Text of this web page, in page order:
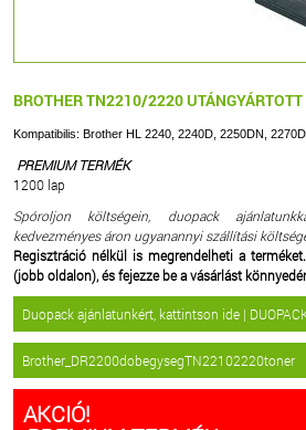
BROTHER TN2210/2220 UTÁNGYÁRTOTT
Kompatibilis: Brother HL 2240, 2240D, 2250DN,
PREMIUM TERMÉK
1200 lap
Spóroljon költségein, duopack
kedvezményes áron ugyanannyi szállítási
Regisztráció nélkül is megrendelheti a terméket.
(jobb oldalon), és fejezze be a vásárlást
Duopack ajánlatunkért, kattintson ide |
Brother_DR2200dobegysegTN22102220toner
AKCIÓ!